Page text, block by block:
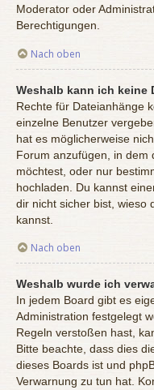
Moderator oder
Berechtigungen.
Nach oben
Weshalb kann ich keine
Rechte für Dateianhänge
einzelne Benutzer
hat es möglicherweise
Forum anzufügen, in dem
möchtest, oder nur
hochladen. Du kannst
dir nicht sicher bist, wieso
kannst.
Nach oben
Weshalb wurde ich
In jedem Board gibt es
Administration festgelegt
Regeln verstoßen hast,
Bitte beachte, dass dies
dieses Boards ist und
Verwarnung zu tun hat.